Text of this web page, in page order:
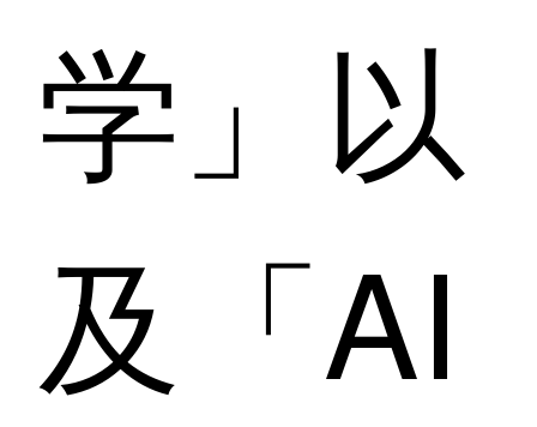
学」以
及「AI